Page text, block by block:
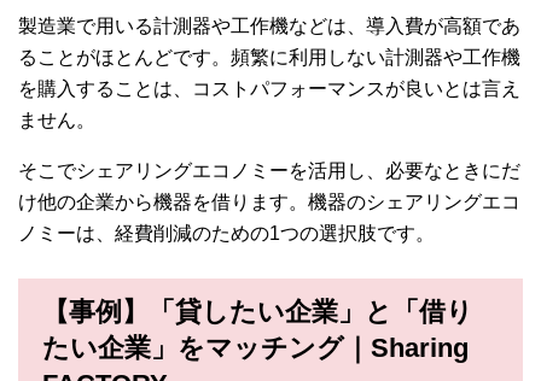
製造業で用いる計測器や工作機などは、導入費が高額であ
ることがほとんどです。頻繁に利用しない計測器や工作機
を購入することは、コストパフォーマンスが良いとは言え
ません。
そこでシェアリングエコノミーを活用し、必要なときにだ
け他の企業から機器を借ります。機器のシェアリングエコ
ノミーは、経費削減のための1つの選択肢です。
【事例】「貸したい企業」と「借り
たい企業」をマッチング｜Sharing